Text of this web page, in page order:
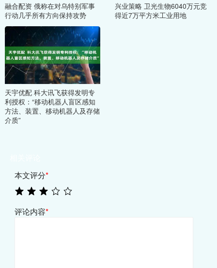
融合配资 俄称在对乌特别军事
行动几乎所有方向保持攻势
兴业策略 卫光生物6040万元竞
得近7万平方米工业用地
天宇优配 科大讯飞获得发明专
利授权：“移动机器人盲区感知
方法、装置、移动机器人及存储
介质”
本文评分*
评论内容*